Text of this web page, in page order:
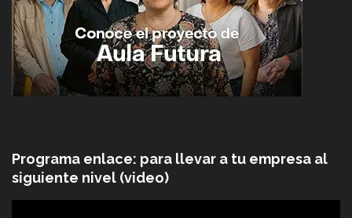
Programa enlace: para llevar a tu empresa al
siguiente nivel (video)